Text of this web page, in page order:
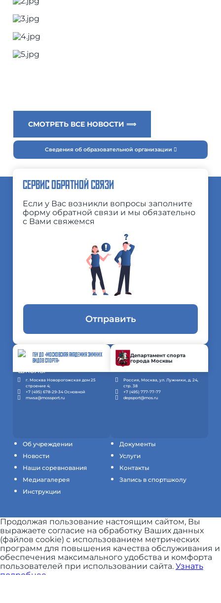
СМОТРЕТЬ ВСЕ НОВОСТИ ⟹
Сведения об образовательной организации
Об учреждении
Новости
Наши соревнования
Медиагалерея
Инструкции
Документы
Услуги
Контакты
Запись в спортшколу
СЕРВИС ОБРАТНОЙ СВЯЗИ
Если у Вас возникли вопросы заполните
форму обратной связи и мы обязательно
с Вами свяжемся
Отправить
ГБУ ДО «МОСКОВСКАЯ АКАДЕМИЯ ЗИМНИХ
ВИДОВ СПОРТА»
г. Москва Новорогожская дом 25
строение 4;
+7 (495) 678-29-34 Основной
mwsa@mossport.ru
Департамент спорта
города Москвы
Россия, Москва, ул. Лужники, д. 24,
стр. 38
+7 (495) 777-77-77
depsport@mos.ru
Продолжая пользование настоящим сайтом, Вы
выражаете согласие на обработку Ваших данных
(файлов cookie) с использованием метрических
программ для повышения качества обслуживания и
обеспечения максимального удобства и комфорта
пользователей при использовании сайта. Узнать
подробнее.